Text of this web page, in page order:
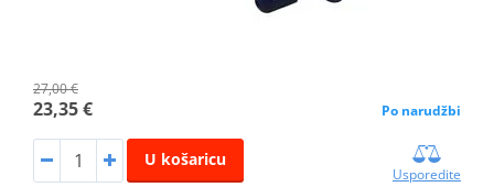
27,00 €
23,35 € Po narudžbi
U košaricu
Usporedite